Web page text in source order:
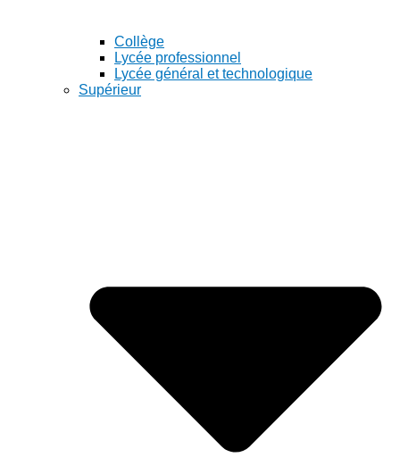
Collège
Lycée professionnel
Lycée général et technologique
Supérieur